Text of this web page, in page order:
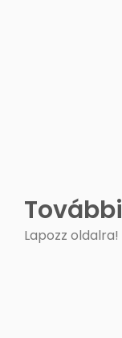
Lapozz